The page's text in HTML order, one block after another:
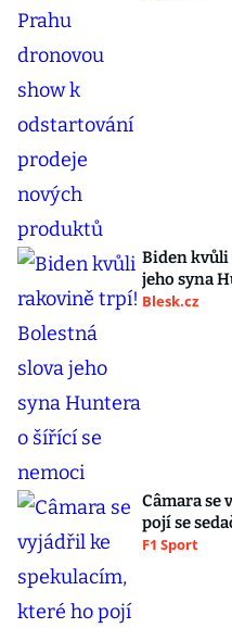
Biden
jeho syna
Blesk.cz
Câmara se
pojí se
F1 Sport